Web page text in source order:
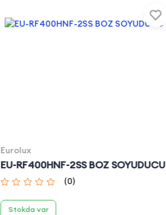
Eurolux
EU-RF400HNF-2SS BOZ SOYUDUCU
(0)
Stokda var